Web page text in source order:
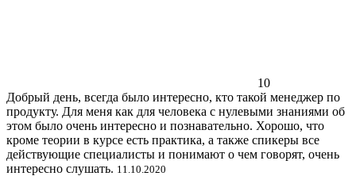
10
Добрый день, всегда было интересно, кто такой менеджер по
продукту. Для меня как для человека с нулевыми знаниями об
этом было очень интересно и познавательно. Хорошо, что
кроме теории в курсе есть практика, а также спикеры все
действующие специалисты и понимают о чем говорят, очень
интересно слушать. 11.10.2020